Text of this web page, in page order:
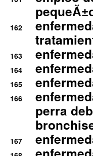
162
163
164
165
166
perra
167